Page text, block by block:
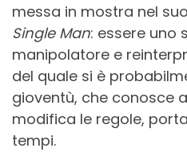
messa in mostra nel
Single Man: essere uno
manipolatore e
del quale si è
gioventù, che conosce
modifica le regole,
tempi.